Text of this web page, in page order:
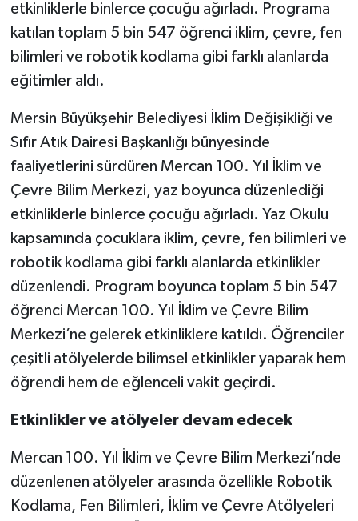
etkinliklerle binlerce çocuğu ağırladı. Programa
katılan toplam 5 bin 547 öğrenci iklim, çevre, fen
bilimleri ve robotik kodlama gibi farklı alanlarda
eğitimler aldı.
Mersin Büyükşehir Belediyesi İklim Değişikliği ve
Sıfır Atık Dairesi Başkanlığı bünyesinde
faaliyetlerini sürdüren Mercan 100. Yıl İklim ve
Çevre Bilim Merkezi, yaz boyunca düzenlediği
etkinliklerle binlerce çocuğu ağırladı. Yaz Okulu
kapsamında çocuklara iklim, çevre, fen bilimleri ve
robotik kodlama gibi farklı alanlarda etkinlikler
düzenlendi. Program boyunca toplam 5 bin 547
öğrenci Mercan 100. Yıl İklim ve Çevre Bilim
Merkezi’ne gelerek etkinliklere katıldı. Öğrenciler
çeşitli atölyelerde bilimsel etkinlikler yaparak hem
öğrendi hem de eğlenceli vakit geçirdi.
Etkinlikler ve atölyeler devam edecek
Mercan 100. Yıl İklim ve Çevre Bilim Merkezi’nde
düzenlenen atölyeler arasında özellikle Robotik
Kodlama, Fen Bilimleri, İklim ve Çevre Atölyeleri